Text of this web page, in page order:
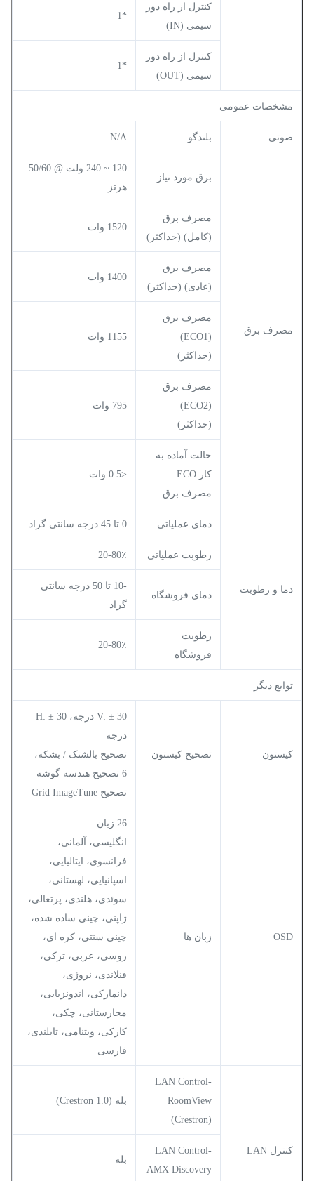
کنترل از راه دور
سیمی (IN)
*1
کنترل از راه دور
سیمی (OUT)
*1
مشخصات عمومی
صوتی بلندگو N/A
مصرف برق
برق مورد نیاز
120 ~ 240 ولت @ 50/60
هرتز
مصرف برق
(کامل) (حداکثر)
1520 وات
مصرف برق
(عادی) (حداکثر)
1400 وات
مصرف برق
(ECO1)
(حداکثر)
1155 وات
مصرف برق
(ECO2)
(حداکثر)
795 وات
حالت آماده به
کار ECO
مصرف برق
<0.5 وات
دما و رطوبت
دمای عملیاتی 0 تا 45 درجه سانتی گراد
رطوبت عملیاتی 20-80٪
دمای فروشگاه
-10 تا 50 درجه سانتی
گراد
رطوبت
فروشگاه
20-80٪
توابع دیگر
کیستون تصحیح کیستون
V: ± 30 درجه، H: ± 30
درجه
تصحیح بالشتک / بشکه،
6 تصحیح هندسه گوشه
تصحیح Grid ImageTune
OSD زبان ها
26 زبان:
انگلیسی، آلمانی،
فرانسوی، ایتالیایی،
اسپانیایی، لهستانی،
سوئدی، هلندی، پرتغالی،
ژاپنی، چینی ساده شده،
چینی سنتی، کره ای،
روسی، عربی، ترکی،
فنلاندی، نروژی،
دانمارکی، اندونزیایی،
مجارستانی، چکی،
کازکی، ویتنامی، تایلندی،
فارسی
کنترل LAN
LAN Control-
RoomView
(Crestron)
بله (Crestron 1.0)
LAN Control-
AMX Discovery
بله